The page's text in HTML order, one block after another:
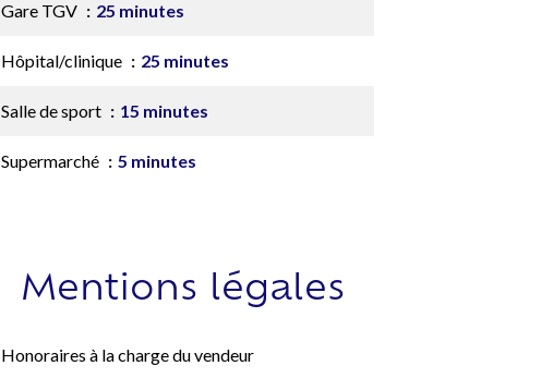
Gare TGV 25 minutes
Hôpital/clinique 25 minutes
Salle de sport 15 minutes
Supermarché 5 minutes
Mentions légales
Honoraires à la charge du vendeur